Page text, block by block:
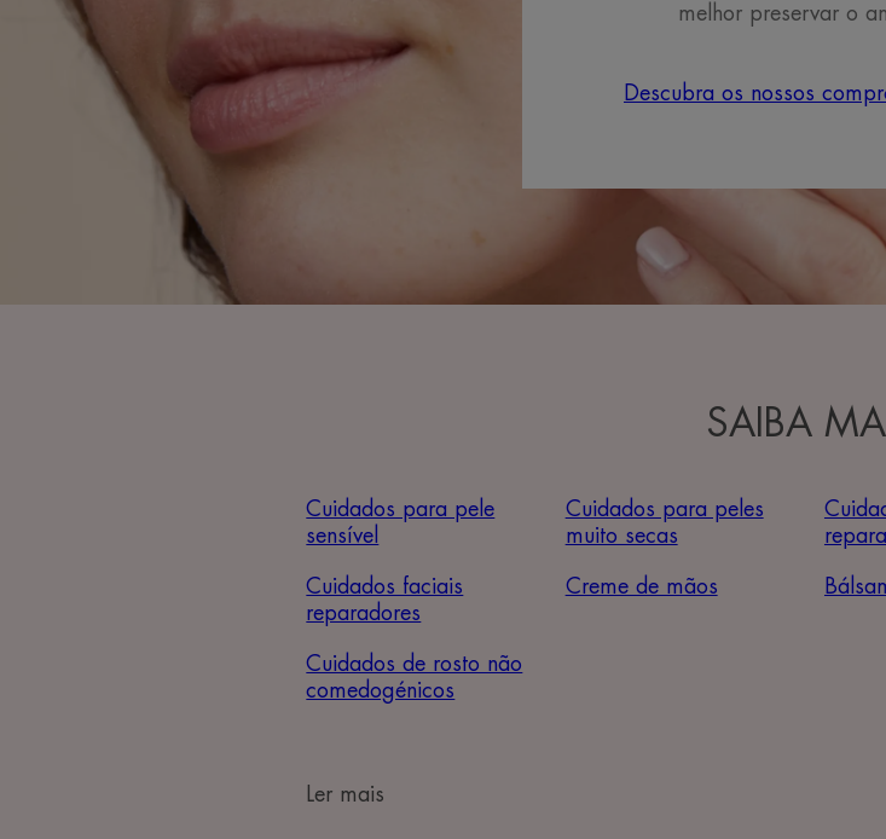
melhor preservar o
Descubra os nossos
SAIBA
Cuidados para pele
sensível
Cuidados para peles
muito secas
Cuidados faciais
reparadores
Creme de mãos
Cuidados de rosto não
comedogénicos
Ler mais